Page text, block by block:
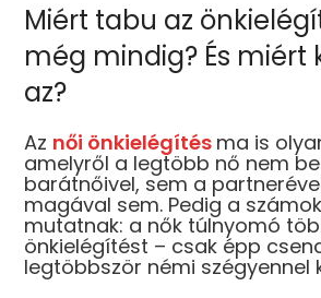
Miért tabu az
még mindig? És miért
az?
Az női önkielégítés ma is
amelyről a legtöbb nő nem
barátnőivel, sem a
magával sem. Pedig a
mutatnak: a nők túlnyomó
önkielégítést – csak épp
legtöbbször némi szégyennel